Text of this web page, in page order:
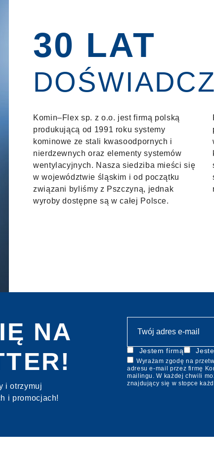
30 LAT
Komin–Flex sp. z o.o. jest firmą polską
produkującą od 1991 roku systemy
kominowe ze stali kwasoodpornych i
nierdzewnych oraz elementy systemów
wentylacyjnych. Nasza siedziba mieści się
w województwie śląskim i od początku
związani byliśmy z Pszczyną, jednak
wyroby dostępne są w całej Polsce.
NA
i otrzymuj
i promocjach!
Jestem firmą
Wyrażam zgodę na
adresu e-mail przez firmę
mailingu. W każdej chwili
znajdujący się w stopce